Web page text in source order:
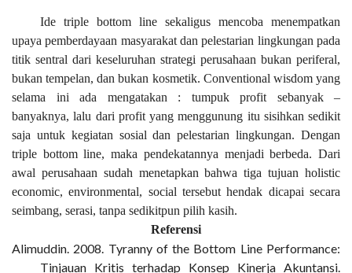
Ide triple bottom line sekaligus mencoba menempatkan
upaya pemberdayaan masyarakat dan pelestarian lingkungan pada
titik sentral dari keseluruhan strategi perusahaan bukan periferal,
bukan tempelan, dan bukan kosmetik. Conventional wisdom yang
selama ini ada mengatakan : tumpuk profit sebanyak –
banyaknya, lalu dari profit yang menggunung itu sisihkan sedikit
saja untuk kegiatan sosial dan pelestarian lingkungan. Dengan
triple bottom line, maka pendekatannya menjadi berbeda. Dari
awal perusahaan sudah menetapkan bahwa tiga tujuan holistic
economic, environmental, social tersebut hendak dicapai secara
seimbang, serasi, tanpa sedikitpun pilih kasih.
Referensi
Alimuddin. 2008. Tyranny of the Bottom Line Performance:
Tinjauan Kritis terhadap Konsep Kinerja Akuntansi.